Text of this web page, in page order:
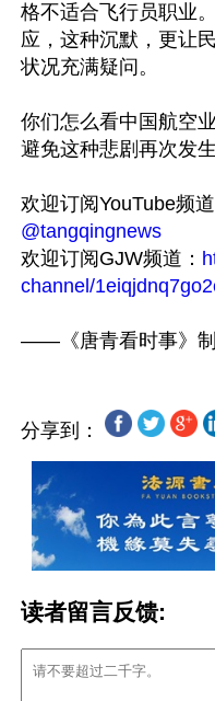
格不适合飞行员职业
应，这种沉默，更让
状况充满疑问。
你们怎么看中国航空
避免这种悲剧再次发
欢迎订阅YouTube频道
@tangqingnews
欢迎订阅GJW频道：
channel/
分享到：
读者留言反馈: